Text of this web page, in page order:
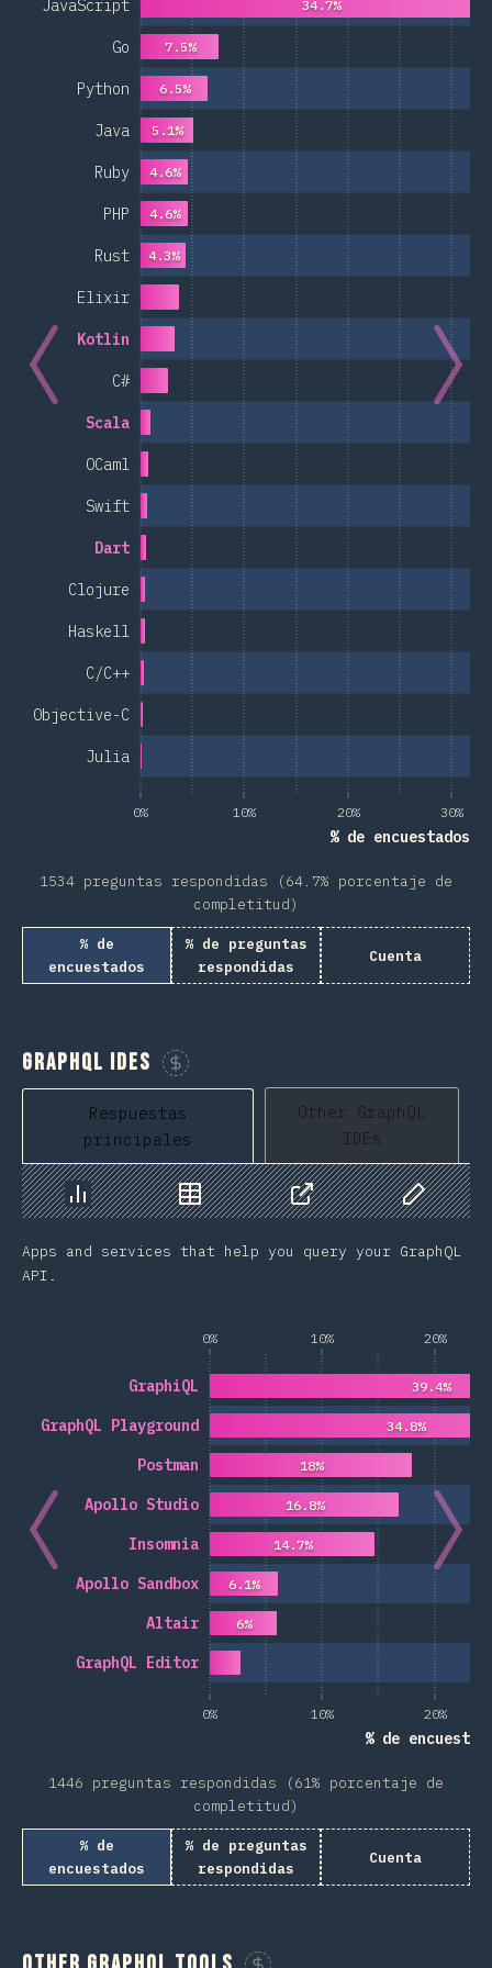
0% 10% 20% 30%
% de encuestados
Julia
Objective-C
C/C++
Haskell
Clojure
Dart
Swift
OCaml
Scala
C#
Kotlin
Elixir
Rust
PHP
Ruby
Java
Python
Go
JavaScript
4.3%
4.6%
4.6%
5.1%
6.5%
7.5%
34.7%
1534 preguntas respondidas (64.7% porcentaje de
completitud)
% de
encuestados
% de preguntas
respondidas
Cuenta
GraphQL IDEs
Patrocina esta gráfico
Respuestas
principales
Other GraphQL
IDEs
Gráfico Datos Compartir
Datos
Apps and services that help you query your GraphQL
API.
0% 10% 20%
0% 10% 20%
% de
GraphQL Editor
Altair
Apollo Sandbox
Insomnia
Apollo Studio
Postman
GraphQL Playground
GraphiQL
6%
6.1%
14.7%
16.8%
18%
34.8%
39.4%
1446 preguntas respondidas (61% porcentaje de
completitud)
% de
encuestados
% de preguntas
respondidas
Cuenta